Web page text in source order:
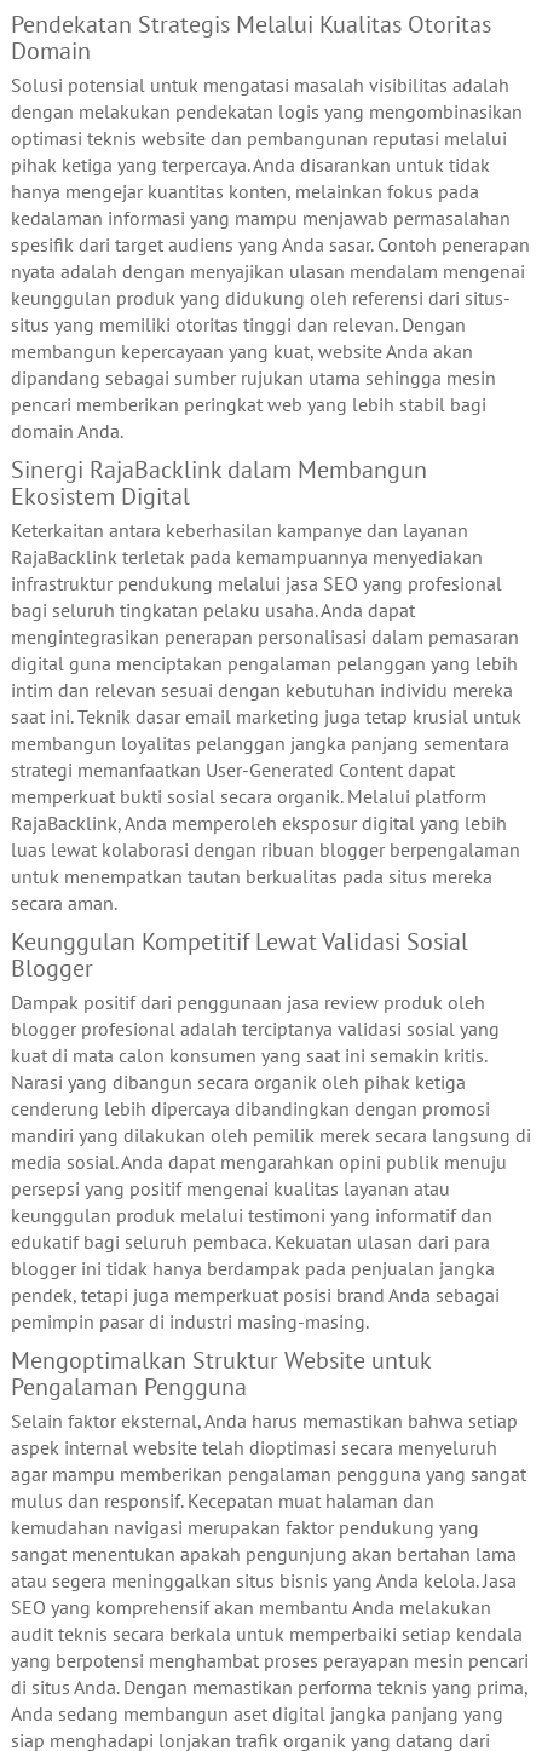
Pendekatan Strategis Melalui Kualitas Otoritas
Domain
Solusi potensial untuk mengatasi masalah visibilitas adalah
dengan melakukan pendekatan logis yang mengombinasikan
optimasi teknis website dan pembangunan reputasi melalui
pihak ketiga yang terpercaya. Anda disarankan untuk tidak
hanya mengejar kuantitas konten, melainkan fokus pada
kedalaman informasi yang mampu menjawab permasalahan
spesifik dari target audiens yang Anda sasar. Contoh penerapan
nyata adalah dengan menyajikan ulasan mendalam mengenai
keunggulan produk yang didukung oleh referensi dari situs-
situs yang memiliki otoritas tinggi dan relevan. Dengan
membangun kepercayaan yang kuat, website Anda akan
dipandang sebagai sumber rujukan utama sehingga mesin
pencari memberikan peringkat web yang lebih stabil bagi
domain Anda.
Sinergi RajaBacklink dalam Membangun
Ekosistem Digital
Keterkaitan antara keberhasilan kampanye dan layanan
RajaBacklink terletak pada kemampuannya menyediakan
infrastruktur pendukung melalui jasa SEO yang profesional
bagi seluruh tingkatan pelaku usaha. Anda dapat
mengintegrasikan penerapan personalisasi dalam pemasaran
digital guna menciptakan pengalaman pelanggan yang lebih
intim dan relevan sesuai dengan kebutuhan individu mereka
saat ini. Teknik dasar email marketing juga tetap krusial untuk
membangun loyalitas pelanggan jangka panjang sementara
strategi memanfaatkan User-Generated Content dapat
memperkuat bukti sosial secara organik. Melalui platform
RajaBacklink, Anda memperoleh eksposur digital yang lebih
luas lewat kolaborasi dengan ribuan blogger berpengalaman
untuk menempatkan tautan berkualitas pada situs mereka
secara aman.
Keunggulan Kompetitif Lewat Validasi Sosial
Blogger
Dampak positif dari penggunaan jasa review produk oleh
blogger profesional adalah terciptanya validasi sosial yang
kuat di mata calon konsumen yang saat ini semakin kritis.
Narasi yang dibangun secara organik oleh pihak ketiga
cenderung lebih dipercaya dibandingkan dengan promosi
mandiri yang dilakukan oleh pemilik merek secara langsung di
media sosial. Anda dapat mengarahkan opini publik menuju
persepsi yang positif mengenai kualitas layanan atau
keunggulan produk melalui testimoni yang informatif dan
edukatif bagi seluruh pembaca. Kekuatan ulasan dari para
blogger ini tidak hanya berdampak pada penjualan jangka
pendek, tetapi juga memperkuat posisi brand Anda sebagai
pemimpin pasar di industri masing-masing.
Mengoptimalkan Struktur Website untuk
Pengalaman Pengguna
Selain faktor eksternal, Anda harus memastikan bahwa setiap
aspek internal website telah dioptimasi secara menyeluruh
agar mampu memberikan pengalaman pengguna yang sangat
mulus dan responsif. Kecepatan muat halaman dan
kemudahan navigasi merupakan faktor pendukung yang
sangat menentukan apakah pengunjung akan bertahan lama
atau segera meninggalkan situs bisnis yang Anda kelola. Jasa
SEO yang komprehensif akan membantu Anda melakukan
audit teknis secara berkala untuk memperbaiki setiap kendala
yang berpotensi menghambat proses perayapan mesin pencari
di situs Anda. Dengan memastikan performa teknis yang prima,
Anda sedang membangun aset digital jangka panjang yang
siap menghadapi lonjakan trafik organik yang datang dari